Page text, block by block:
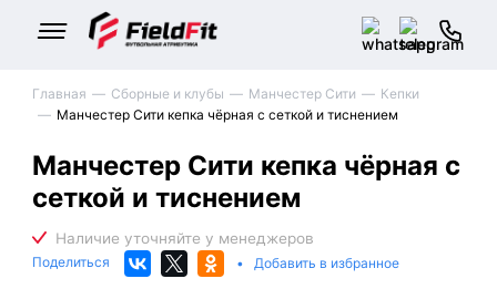
Главная Сборные и клубы Манчестер Сити
Кепки
Манчестер Сити кепка чёрная с сеткой и тиснением
Манчестер Сити кепка чёрная с
сеткой и тиснением
Поделиться • Добавить в избранное